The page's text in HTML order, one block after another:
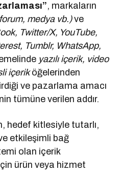
, markaların
medya vb.)ve
Twitter/X, YouTube,
Tumblr, WhatsApp,
yazılı içerik, video
içeriköğelerinden
ve pazarlama amacı
tümüne verilen addır.
hedef kitlesiyle tutarlı,
etkileşimli bağ
olan içerik
ürün veya hizmet